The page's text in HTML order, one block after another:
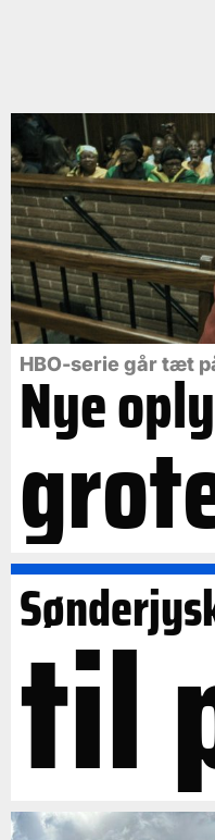
HBO-serie går tæt
Nye
til